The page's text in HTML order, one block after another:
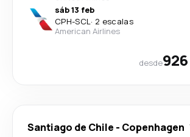
sáb 13 feb
CPH-SCL· 2 escalas
American Airlines
desde
Santiago de Chile - Copenhagen